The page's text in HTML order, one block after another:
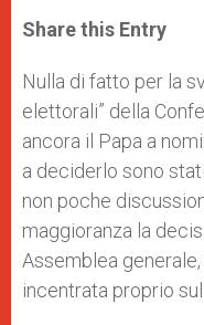
t
s
p
p
s
e
g
e
r
e
b
o
k
r
Share this Entry
Nulla di fatto per la
elettorali” della
ancora il Papa a
a deciderlo sono
non poche
maggioranza la
Assemblea
incentrata proprio